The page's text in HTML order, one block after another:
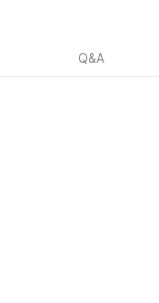
Q&A